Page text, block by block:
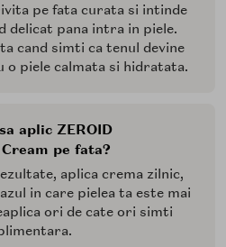
pe fata curata si intinde
delicat pana intra in piele.
cand simti ca tenul devine
piele calmata si hidratata.
aplic ZEROID
pe fata?
aplica crema zilnic,
in care pielea ta este mai
ori de cate ori simti